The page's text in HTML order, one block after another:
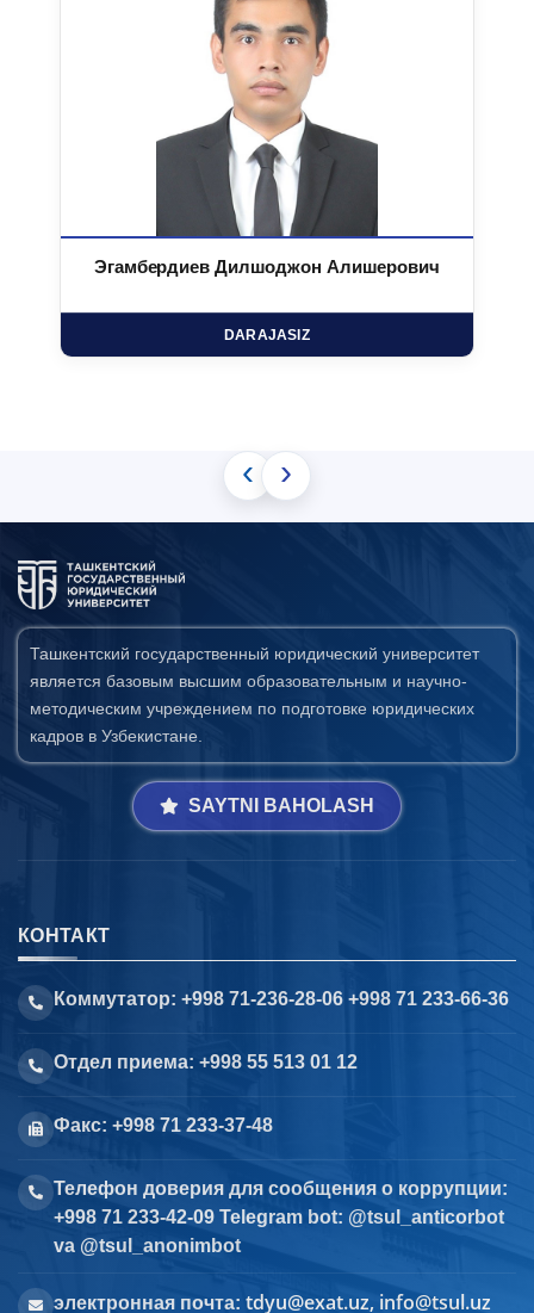
Эгамбердиев Дилшоджон Алишерович
DARAJASIZ
‹ ›
Ташкентский государственный юридический университет
является базовым высшим образовательным и научно-
методическим учреждением по подготовке юридических
кадров в Узбекистане.
SAYTNI BAHOLASH
КОНТАКТ
Коммутатор: +998 71-236-28-06 +998 71 233-66-36
Отдел приема: +998 55 513 01 12
Факс: +998 71 233-37-48
Телефон доверия для сообщения о коррупции:
+998 71 233-42-09 Telegram bot: @tsul_anticorbot
va @tsul_anonimbot
электронная почта: tdyu@exat.uz, info@tsul.uz